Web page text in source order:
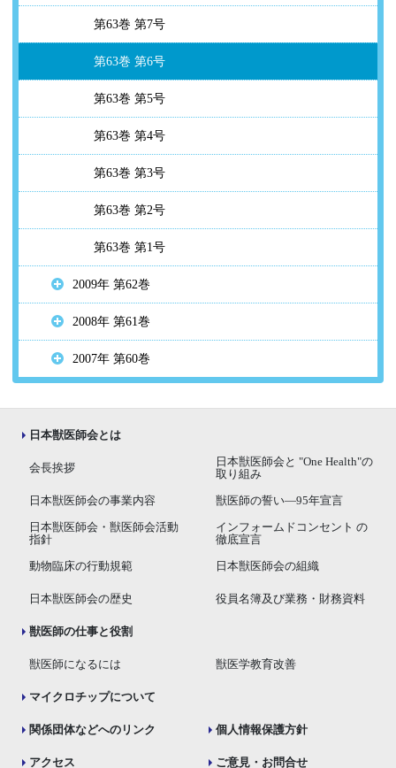
第63巻 第7号
第63巻 第6号
第63巻 第5号
第63巻 第4号
第63巻 第3号
第63巻 第2号
第63巻 第1号
2009年 第62巻
2008年 第61巻
2007年 第60巻
日本獣医師会とは
会長挨拶
日本獣医師会と "One Health"の
取り組み
日本獣医師会の事業内容 獣医師の誓い―95年宣言
日本獣医師会・獣医師会活動
指針
インフォームドコンセント の
徹底宣言
動物臨床の行動規範 日本獣医師会の組織
日本獣医師会の歴史 役員名簿及び業務・財務資料
獣医師の仕事と役割
獣医師になるには 獣医学教育改善
マイクロチップについて
関係団体などへのリンク 個人情報保護方針
アクセス ご意見・お問合せ